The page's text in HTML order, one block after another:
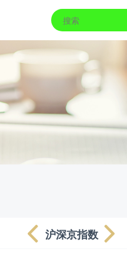
沪深京指数